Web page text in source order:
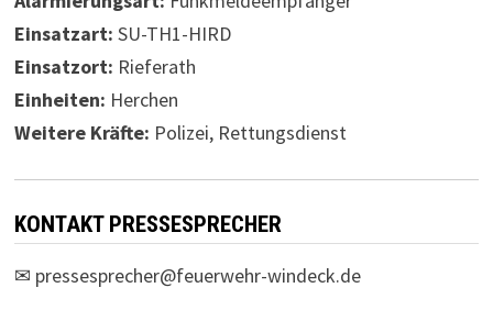
Einsatzart: SU-TH1-HIRD
Einsatzort: Rieferath
Einheiten: Herchen
Weitere Kräfte: Polizei, Rettungsdienst
KONTAKT PRESSESPRECHER
✉ pressesprecher@feuerwehr-windeck.de